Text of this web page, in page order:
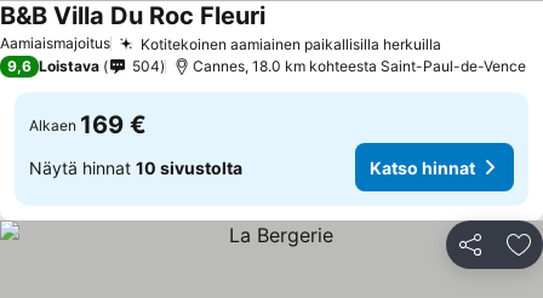
Aamiaismajoitus Kotitekoinen aamiainen paikallisilla herkuilla
B&B Villa Du Roc FleuriKatso hinnat
9,6 Loistava 504 Cannes, 18.0 km kohteesta Saint-Paul-de-Vence
Alkaen 169 €
Näytä hinnat 10 sivustolta Katso hinnat
Jaa